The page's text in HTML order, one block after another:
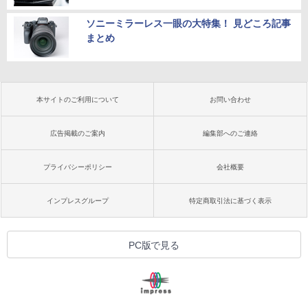
ソニーミラーレス一眼の大特集！ 見どころ記事
まとめ
本サイトのご利用について お問い合わせ
広告掲載のご案内 編集部へのご連絡
プライバシーポリシー 会社概要
インプレスグループ 特定商取引法に基づく表示
PC版で見る